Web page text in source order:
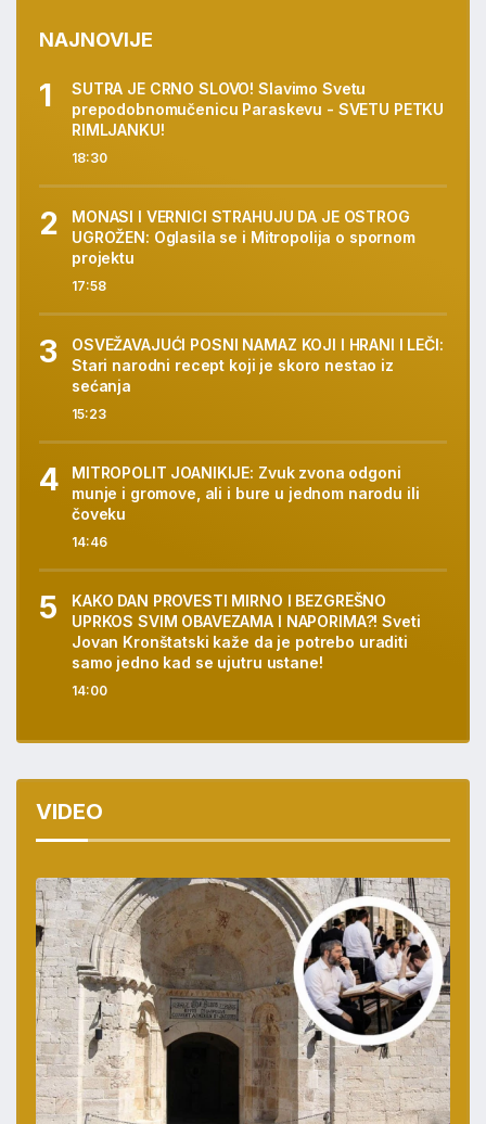
NAJNOVIJE
18:30
SUTRA JE CRNO SLOVO! Slavimo Svetu
prepodobnomučenicu Paraskevu - SVETU PETKU
RIMLJANKU!
17:58
MONASI I VERNICI STRAHUJU DA JE OSTROG
UGROŽEN: Oglasila se i Mitropolija o spornom
projektu
15:23
OSVEŽAVAJUĆI POSNI NAMAZ KOJI I HRANI I LEČI:
Stari narodni recept koji je skoro nestao iz
sećanja
14:46
MITROPOLIT JOANIKIJE: Zvuk zvona odgoni
munje i gromove, ali i bure u jednom narodu ili
čoveku
14:00
KAKO DAN PROVESTI MIRNO I BEZGREŠNO
UPRKOS SVIM OBAVEZAMA I NAPORIMA?! Sveti
Jovan Kronštatski kaže da je potrebo uraditi
samo jedno kad se ujutru ustane!
VIDEO